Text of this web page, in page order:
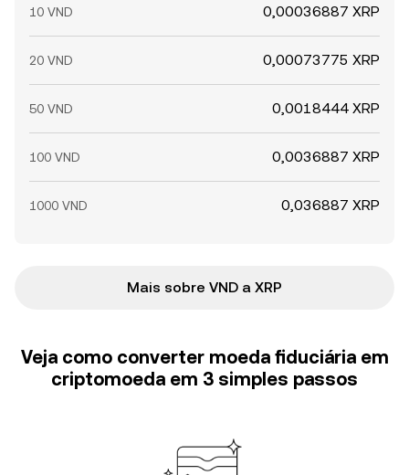
10 VND 0,00036887 XRP
20 VND 0,00073775 XRP
50 VND 0,0018444 XRP
100 VND 0,0036887 XRP
1000 VND 0,036887 XRP
Mais sobre VND a XRP
Veja como converter moeda fiduciária em
criptomoeda em 3 simples passos